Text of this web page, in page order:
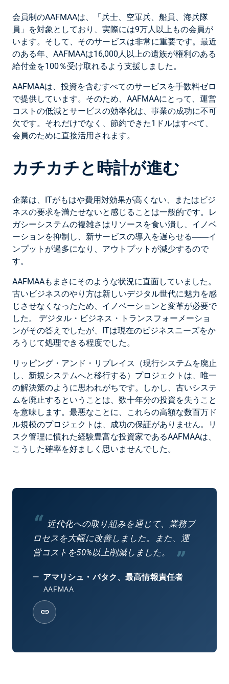
会員制のAAFMAAは、「兵士、空軍兵、船員、海兵隊
員」を対象としており、実際には9万人以上もの会員が
います。そして、そのサービスは非常に重要です。最近
のある年、AAFMAAは16,000人以上の遺族が権利のある
給付金を100％受け取れるよう支援しました。
AAFMAAは、投資を含むすべてのサービスを手数料ゼロ
で提供しています。そのため、AAFMAAにとって、運営
コストの低減とサービスの効率化は、事業の成功に不可
欠です。それだけでなく、節約できた1ドルはすべて、
会員のために直接活用されます。
カチカチと時計が進む
企業は、ITがもはや費用対効果が高くない、またはビジ
ネスの要求を満たせないと感じることは一般的です。レ
ガシーシステムの複雑さはリソースを食い潰し、イノベ
ーションを抑制し、新サービスの導入を遅らせる――イ
ンプットが過多になり、アウトプットが減少するので
す。
AAFMAAもまさにそのような状況に直面していました。
古いビジネスのやり方は新しいデジタル世代に魅力を感
じさせなくなったため、イノベーションと変革が必要で
した。 デジタル・ビジネス・トランスフォーメーショ
ンがその答えでしたが、ITは現在のビジネスニーズをか
ろうじて処理できる程度でした。
リッピング・アンド・リプレイス（現行システムを廃止
し、新規システムへと移行する）プロジェクトは、唯一
の解決策のように思われがちです。しかし、古いシステ
ムを廃止するということは、数十年分の投資を失うこと
を意味します。最悪なことに、これらの高額な数百万ド
ル規模のプロジェクトは、成功の保証がありません。リ
スク管理に慣れた経験豊富な投資家であるAAFMAAは、
こうした確率を好ましく思いませんでした。
“ 近代化への取り組みを通じて、業務プ
ロセスを大幅に改善しました。また、運
営コストを50%以上削減しました。
”
— アマリシュ・パタク、最高情報責任者
AAFMAA
link